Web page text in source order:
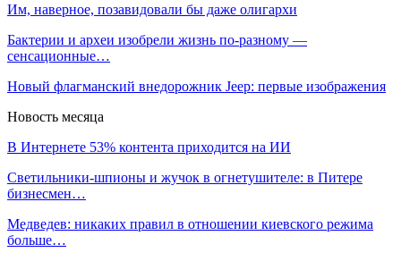
Им, наверное, позавидовали бы даже олигархи
Бактерии и археи изобрели жизнь по-разному —
сенсационные…
Новый флагманский внедорожник Jeep: первые изображения
Новость месяца
В Интернете 53% контента приходится на ИИ
Светильники-шпионы и жучок в огнетушителе: в Питере
бизнесмен…
Медведев: никаких правил в отношении киевского режима
больше…